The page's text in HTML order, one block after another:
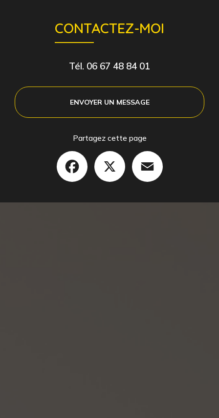
CONTACTEZ-MOI
Tél. 06 67 48 84 01
ENVOYER UN MESSAGE
Partagez cette page
Facebook